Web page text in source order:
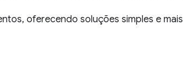
oferecendo soluções simples e mais